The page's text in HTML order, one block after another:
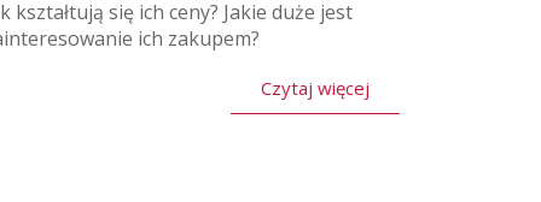
kształtują się ich ceny? Jakie duże jest
ich zakupem?
Czytaj więcej